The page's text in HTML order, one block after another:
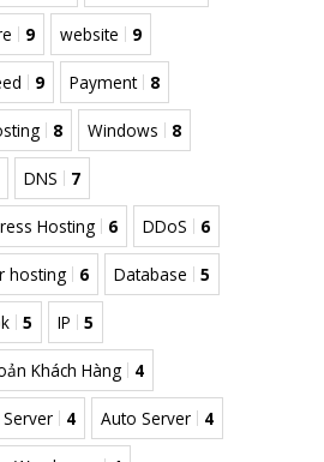
9 website 9
9 Payment 8
8 Windows 8
DNS 7
Hosting 6 DDoS 6
hosting 6 Database 5
5 IP 5
Khách Hàng 4
4 Auto Server 4